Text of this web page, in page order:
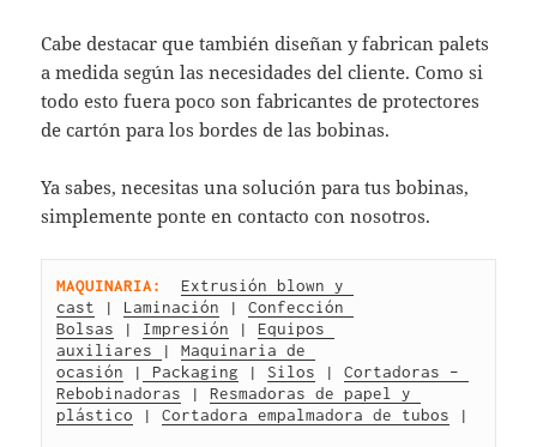
Cabe destacar que también diseñan y fabrican palets
a medida según las necesidades del cliente. Como si
todo esto fuera poco son fabricantes de protectores
de cartón para los bordes de las bobinas.
Ya sabes, necesitas una solución para tus bobinas,
simplemente ponte en contacto con nosotros.
MAQUINARIA:
Extrusión blown y
cast | Laminación | Confección
Bolsas | Impresión | Equipos
auxiliares
| Maquinaria de
ocasión | Packaging | Silos | Cortadoras –
Rebobinadoras | Resmadoras de papel y
plástico | Cortadora empalmadora de tubos |